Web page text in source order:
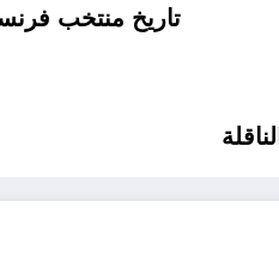
تاريخ منتخب